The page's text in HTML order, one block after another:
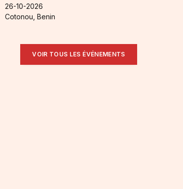
26-10-2026
Cotonou, Benin
VOIR TOUS LES ÉVÉNEMENTS